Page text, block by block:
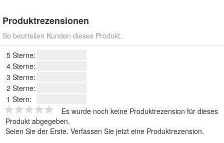
Produktrezensionen
So beurteilen Kunden dieses Produkt.
5 Sterne:
4 Sterne:
3 Sterne:
2 Sterne:
1 Stern:
Es wurde noch keine Produktrezension für dieses
Produkt abgegeben.
Seien Sie der Erste. Verfassen Sie jetzt eine Produktrezension.